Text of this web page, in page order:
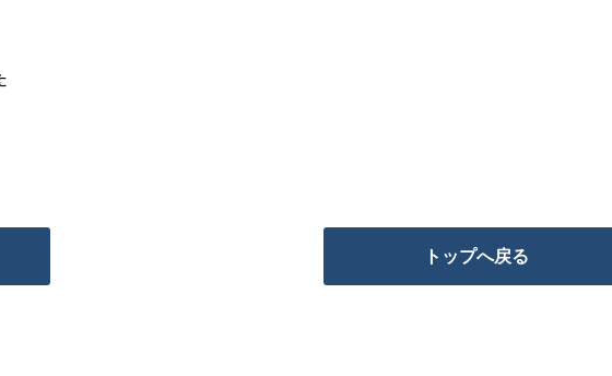
トップへ戻る